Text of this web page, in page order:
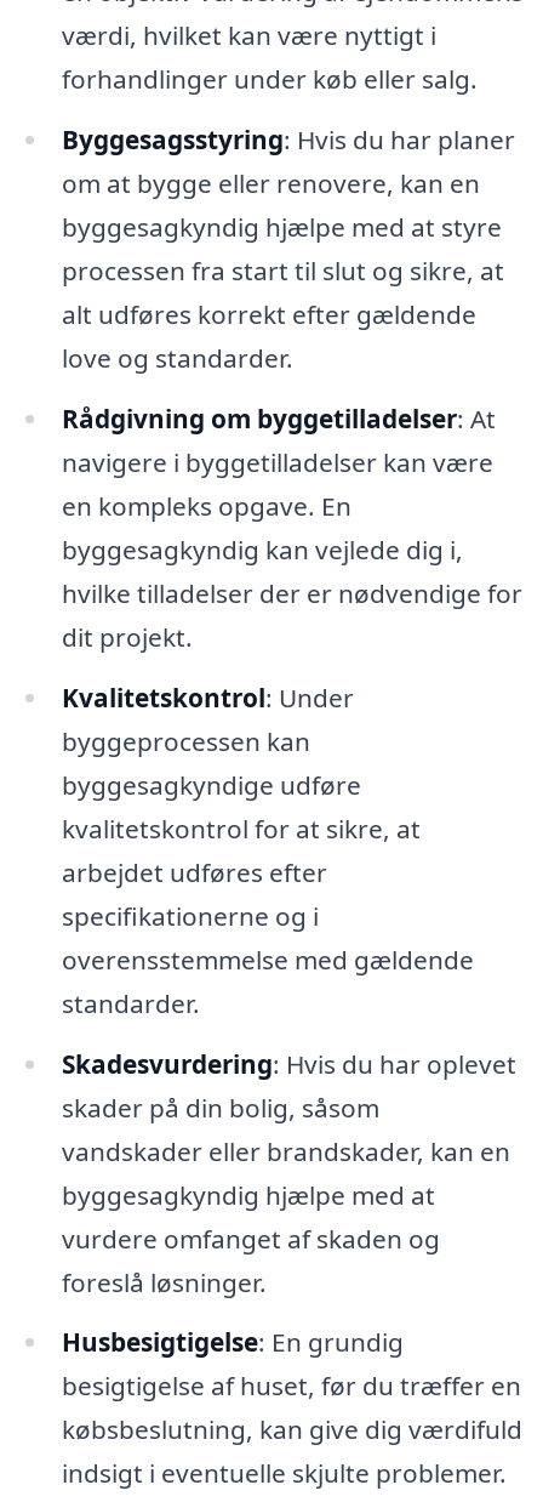
værdi, hvilket kan være nyttigt i
forhandlinger under køb eller salg.
Byggesagsstyring: Hvis du har planer
om at bygge eller renovere, kan en
byggesagkyndig hjælpe med at styre
processen fra start til slut og sikre, at
alt udføres korrekt efter gældende
love og standarder.
Rådgivning om byggetilladelser: At
navigere i byggetilladelser kan være
en kompleks opgave. En
byggesagkyndig kan vejlede dig i,
hvilke tilladelser der er nødvendige for
dit projekt.
Kvalitetskontrol: Under
byggeprocessen kan
byggesagkyndige udføre
kvalitetskontrol for at sikre, at
arbejdet udføres efter
specifikationerne og i
overensstemmelse med gældende
standarder.
Skadesvurdering: Hvis du har oplevet
skader på din bolig, såsom
vandskader eller brandskader, kan en
byggesagkyndig hjælpe med at
vurdere omfanget af skaden og
foreslå løsninger.
Husbesigtigelse: En grundig
besigtigelse af huset, før du træffer en
købsbeslutning, kan give dig værdifuld
indsigt i eventuelle skjulte problemer.